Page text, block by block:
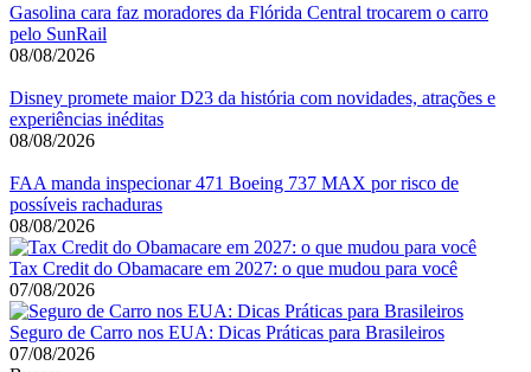
Gasolina cara faz moradores da Flórida Central trocarem o carro
pelo SunRail
08/08/2026
Disney promete maior D23 da história com novidades, atrações e
experiências inéditas
08/08/2026
FAA manda inspecionar 471 Boeing 737 MAX por risco de
possíveis rachaduras
08/08/2026
Tax Credit do Obamacare em 2027: o que mudou para você
07/08/2026
Seguro de Carro nos EUA: Dicas Práticas para Brasileiros
07/08/2026